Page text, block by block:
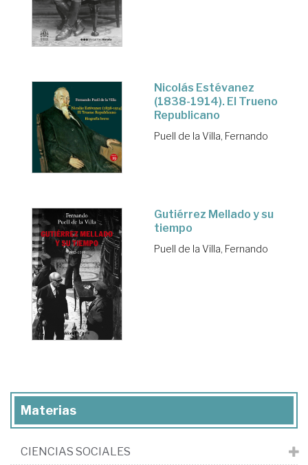
Nicolás Estévanez
(1838-1914). El Trueno
Republicano
Puell de la Villa, Fernando
Gutiérrez Mellado y su
tiempo
Puell de la Villa, Fernando
Materias
CIENCIAS SOCIALES